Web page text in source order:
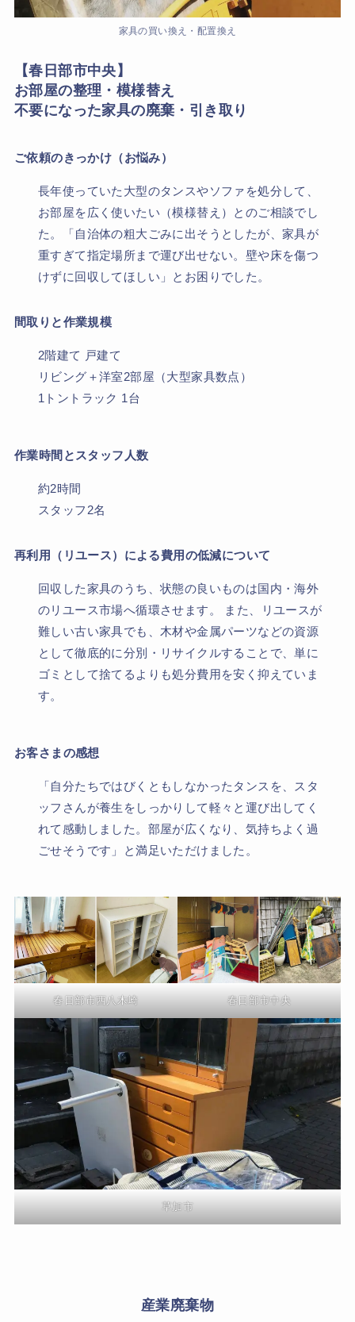
家具の買い換え・配置換え
【春日部市中央】
お部屋の整理・模様替え
不要になった家具の廃棄・引き取り
ご依頼のきっかけ（お悩み）
長年使っていた大型のタンスやソファを処分して、
お部屋を広く使いたい（模様替え）とのご相談でし
た。「自治体の粗大ごみに出そうとしたが、家具が
重すぎて指定場所まで運び出せない。壁や床を傷つ
けずに回収してほしい」とお困りでした。
間取りと作業規模
2階建て 戸建て
リビング＋洋室2部屋（大型家具数点）
1トントラック 1台
作業時間とスタッフ人数
約2時間
スタッフ2名
再利用（リユース）による費用の低減について
回収した家具のうち、状態の良いものは国内・海外
のリユース市場へ循環させます。 また、リユースが
難しい古い家具でも、木材や金属パーツなどの資源
として徹底的に分別・リサイクルすることで、単に
ゴミとして捨てるよりも処分費用を安く抑えていま
す。
お客さまの感想
「自分たちではびくともしなかったタンスを、スタ
ッフさんが養生をしっかりして軽々と運び出してく
れて感動しました。部屋が広くなり、気持ちよく過
ごせそうです」と満足いただけました。
春日部市西八木崎 春日部市中央
草加市
産業廃棄物